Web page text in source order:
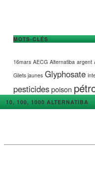
MOTS-CLÉS
16mars AECG Alternatiba argent
Gilets jaunes Glyphosate
pesticidespoison
10, 100, 1000 ALTERNATIBA